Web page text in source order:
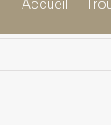
Accueil